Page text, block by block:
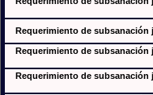
Requerimiento de subsanación
Requerimiento de
Requerimiento de